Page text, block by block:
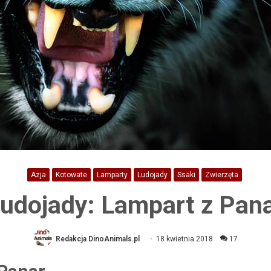
Azja Kotowate Lamparty Ludojady Ssaki Zwierzęta
Lampart z
Redakcja DinoAnimals.pl 18 kwietnia 2018 17